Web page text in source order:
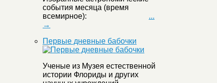
события месяца (время
всемирное): ...
→
Первые дневные бабочки
Ученые из Музея естественной
истории Флориды и других